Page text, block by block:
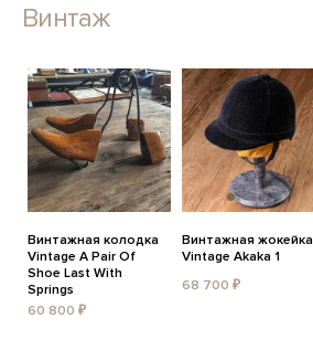
Винтаж
Винтажная колодка
Vintage A Pair Of
Shoe Last With
Springs
60 800 ₽
Винтажная жокейка
Vintage Akaka 1
68 700 ₽